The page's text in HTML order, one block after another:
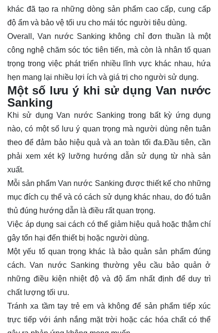
khác đã tạo ra những dòng sản phẩm cao cấp, cung cấp
độ ẩm và bảo vệ tối ưu cho mái tóc người tiêu dùng.
Overall, Van nước Sanking không chỉ đơn thuần là một
công nghệ chăm sóc tóc tiên tiến, mà còn là nhân tố quan
trọng trong việc phát triển nhiều lĩnh vực khác nhau, hứa
hẹn mang lại nhiều lợi ích và giá trị cho người sử dụng.
Một số lưu ý khi sử dụng Van nước
Sanking
Khi sử dụng Van nước Sanking trong bất kỳ ứng dụng
nào, có một số lưu ý quan trọng mà người dùng nên tuân
theo để đảm bảo hiệu quả và an toàn tối đa.Đầu tiên, cần
phải xem xét kỹ lưỡng hướng dẫn sử dụng từ nhà sản
xuất.
Mỗi sản phẩm Van nước Sanking được thiết kế cho những
mục đích cụ thể và có cách sử dụng khác nhau, do đó tuân
thủ đúng hướng dẫn là điều rất quan trọng.
Việc áp dụng sai cách có thể giảm hiệu quả hoặc thậm chí
gây tổn hại đến thiết bị hoặc người dùng.
Một yếu tố quan trọng khác là bảo quản sản phẩm đúng
cách. Van nước Sanking thường yêu cầu bảo quản ở
những điều kiện nhiệt độ và độ ẩm nhất định để duy trì
chất lượng tối ưu.
Tránh xa tầm tay trẻ em và không để sản phẩm tiếp xúc
trực tiếp với ánh nắng mặt trời hoặc các hóa chất có thể